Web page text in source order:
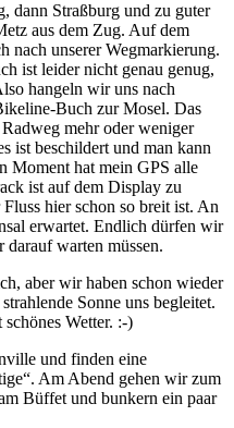
dann Straßburg und zu guter
aus dem Zug. Auf dem
nach unserer Wegmarkierung.
ist leider nicht genau genug,
hangeln wir uns nach
Buch zur Mosel. Das
mehr oder weniger
ist beschildert und man kann
Moment hat mein GPS alle
ist auf dem Display zu
hier schon so breit ist. An
erwartet. Endlich dürfen wir
darauf warten müssen.
aber wir haben schon wieder
Sonne uns begleitet.
Wetter. :-)
und finden eine
Am Abend gehen wir zum
Büffet und bunkern ein paar